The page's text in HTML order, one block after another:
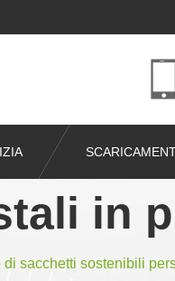
in
di sacchetti sostenibili